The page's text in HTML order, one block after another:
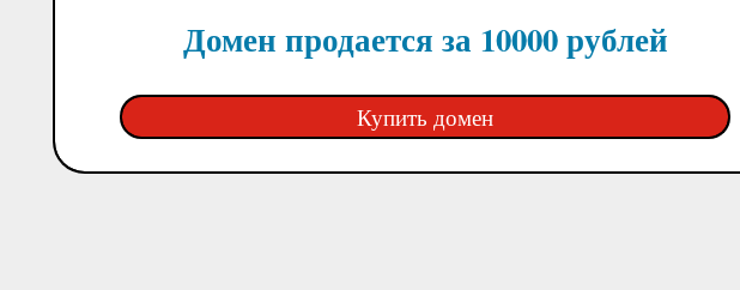
Домен продается за 10000 рублей
Купить домен